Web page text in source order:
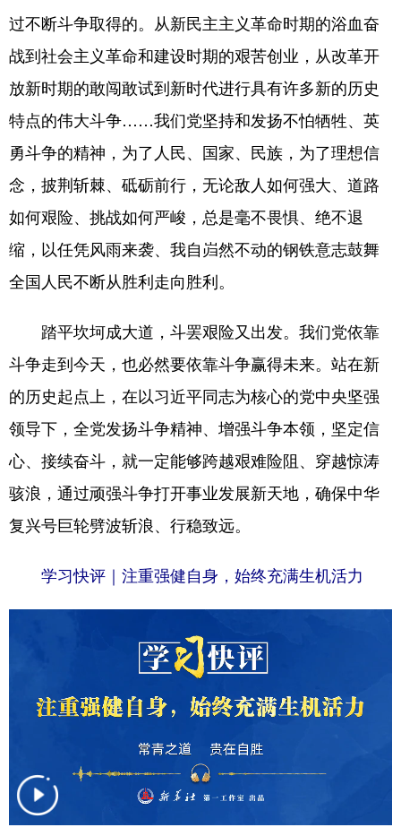
过不断斗争取得的。从新民主主义革命时期的浴血奋
战到社会主义革命和建设时期的艰苦创业，从改革开
放新时期的敢闯敢试到新时代进行具有许多新的历史
特点的伟大斗争……我们党坚持和发扬不怕牺牲、英
勇斗争的精神，为了人民、国家、民族，为了理想信
念，披荆斩棘、砥砺前行，无论敌人如何强大、道路
如何艰险、挑战如何严峻，总是毫不畏惧、绝不退
缩，以任凭风雨来袭、我自岿然不动的钢铁意志鼓舞
全国人民不断从胜利走向胜利。
踏平坎坷成大道，斗罢艰险又出发。我们党依靠
斗争走到今天，也必然要依靠斗争赢得未来。站在新
的历史起点上，在以习近平同志为核心的党中央坚强
领导下，全党发扬斗争精神、增强斗争本领，坚定信
心、接续奋斗，就一定能够跨越艰难险阻、穿越惊涛
骇浪，通过顽强斗争打开事业发展新天地，确保中华
复兴号巨轮劈波斩浪、行稳致远。
学习快评｜注重强健自身，始终充满生机活力